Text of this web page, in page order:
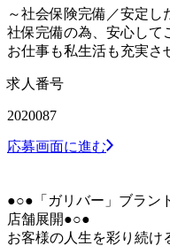
～社会保険完備／安定し
社保完備の為、安心して
お仕事も私生活も充実さ
求人番号
2020087
応募画面に進む
●○●「ガリバー」ブラン
店舗展開●○●
お客様の人生を彩り続け